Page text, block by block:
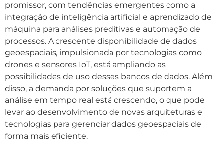
promissor, com tendências emergentes como a
integração de inteligência artificial e aprendizado de
máquina para análises preditivas e automação de
processos. A crescente disponibilidade de dados
geoespaciais, impulsionada por tecnologias como
drones e sensores IoT, está ampliando as
possibilidades de uso desses bancos de dados. Além
disso, a demanda por soluções que suportem a
análise em tempo real está crescendo, o que pode
levar ao desenvolvimento de novas arquiteturas e
tecnologias para gerenciar dados geoespaciais de
forma mais eficiente.